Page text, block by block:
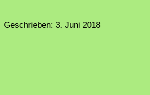
Geschrieben: 3. Juni 2018